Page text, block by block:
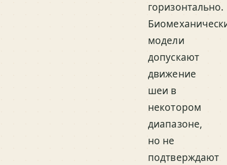
горизонтально.
модели
допускают
движение
шеи в
некотором
диапазоне,
но не
подтверждают